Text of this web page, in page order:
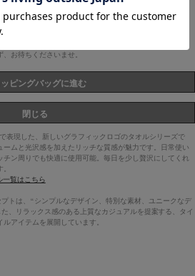
ご不便をおかけし申し訳ございません。
お待ちくださいませ。
ピングバッグに進む
閉じる
表現した、新しいグラフィックロゴのタオルシリーズで
ムと光沢感を加えたリッチな質感が魅力です。日常使い
ン周りでも快適に使用可能。毎日を少し贅沢にしてくれ
覧はこちら
トは、“シンプルなデザイン、特別な素材、ユニークなデ
、リラックス感のある上質なカジュアルを提案する、タイ
アイテムを展開しています。